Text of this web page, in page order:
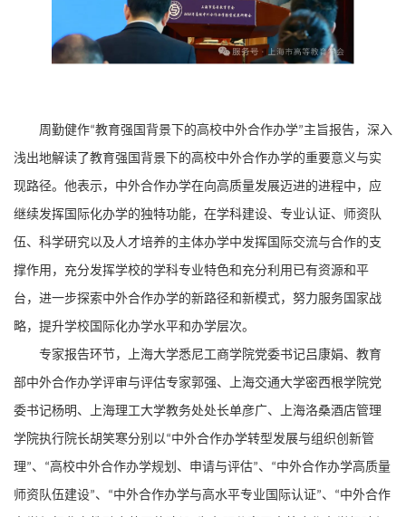
周勤健作“教育强国背景下的高校中外合作办学”主旨报告，深入
浅出地解读了教育强国背景下的高校中外合作办学的重要意义与实
现路径。他表示，中外合作办学在向高质量发展迈进的进程中，应
继续发挥国际化办学的独特功能，在学科建设、专业认证、师资队
伍、科学研究以及人才培养的主体办学中发挥国际交流与合作的支
撑作用，充分发挥学校的学科专业特色和充分利用已有资源和平
台，进一步探索中外合作办学的新路径和新模式，努力服务国家战
略，提升学校国际化办学水平和办学层次。
专家报告环节，上海大学悉尼工商学院党委书记吕康娟、教育
部中外合作办学评审与评估专家郭强、上海交通大学密西根学院党
委书记杨明、上海理工大学教务处处长单彦广、上海洛桑酒店管理
学院执行院长胡笑寒分别以“中外合作办学转型发展与组织创新管
理”、 “高校中外合作办学规划、申请与评估”、 “中外合作办学高质量
师资队伍建设”、 “中外合作办学与高水平专业国际认证”、 “中外合作